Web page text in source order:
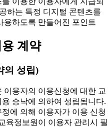
하는 특정 디지털 콘텐츠를
용하도록 만들어진 포인트
계약
의 성립)
용자의 이용신청에 대한 교
승낙에 의하여 성립됩니다.
에 의해 이용자가 이용 신청
육정보원이 이용자 관리시 필